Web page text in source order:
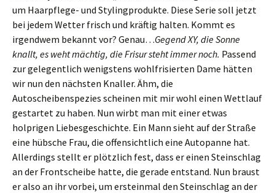
um Haarpflege- und Stylingprodukte. Diese Serie soll jetzt
bei jedem Wetter frisch und kräftig halten. Kommt es
irgendwem bekannt vor? Genau…Gegend XY, die Sonne
knallt, es weht mächtig, die Frisur steht immer noch. Passend
zur gelegentlich wenigstens wohlfrisierten Dame hätten
wir nun den nächsten Knaller. Ähm, die
Autoscheibenspezies scheinen mit mir wohl einen Wettlauf
gestartet zu haben. Nun wirbt man mit einer etwas
holprigen Liebesgeschichte. Ein Mann sieht auf der Straße
eine hübsche Frau, die offensichtlich eine Autopanne hat.
Allerdings stellt er plötzlich fest, dass er einen Steinschlag
an der Frontscheibe hatte, die gerade entstand. Nun braust
er also an ihr vorbei, um ersteinmal den Steinschlag an der